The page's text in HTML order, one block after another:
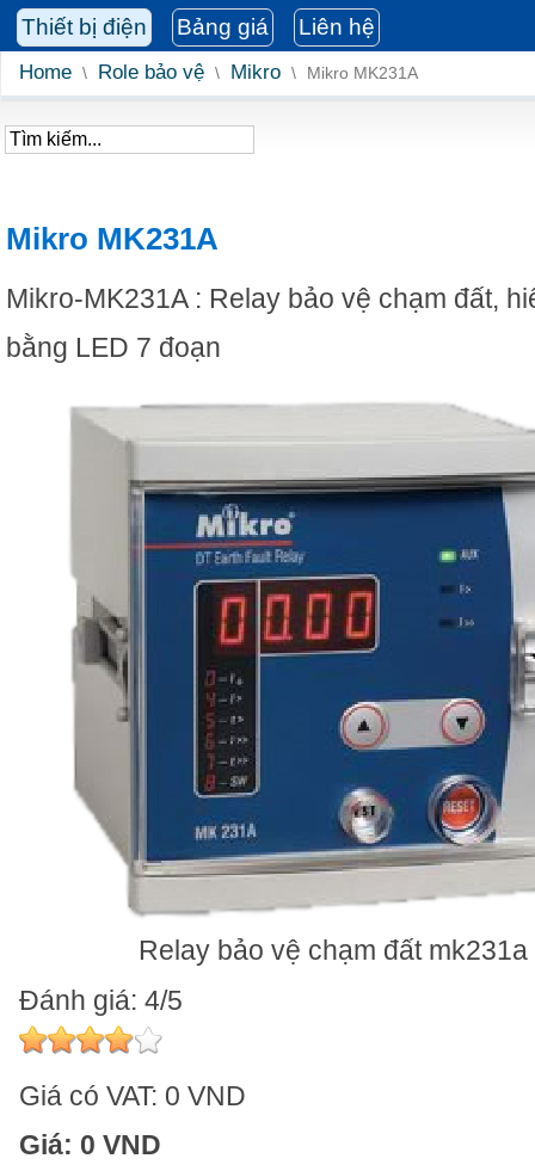
Thiết bị điện Bảng giá Liên hệ
Home \ Role bảo vệ \ Mikro \ Mikro MK231A
Mikro MK231A
Mikro-MK231A : Relay bảo vệ chạm đất,
bằng LED 7 đoạn
Relay bảo vệ chạm đất mk231a
Đánh giá: 4/5
Giá có VAT: 0 VND
Giá: 0 VND